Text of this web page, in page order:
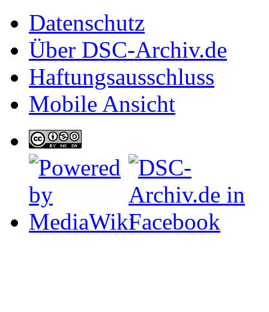
Datenschutz
Über DSC-Archiv.de
Haftungsausschluss
Mobile Ansicht